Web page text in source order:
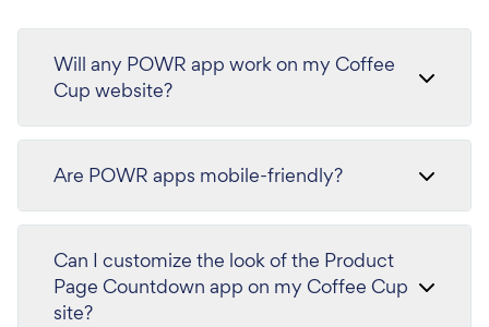
Will any POWR app work on my Coffee
Cup website?
Are POWR apps mobile-friendly?
Can I customize the look of the Product
Page Countdown app on my Coffee Cup
site?